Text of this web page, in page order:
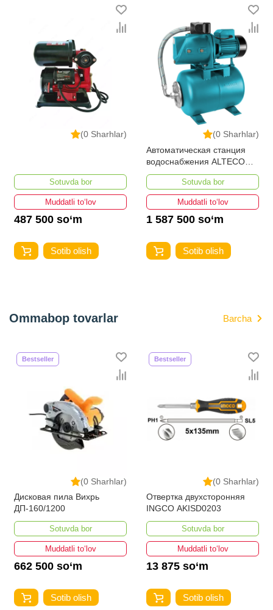
(0 Sharhlar)
Sotuvda bor
Muddatli to‘lov
487 500 so‘m
Sotib olish
(0 Sharhlar)
Автоматическая станция
водоснабжения ALTECO
АВН 900
Sotuvda bor
Muddatli to‘lov
1 587 500 so‘m
Sotib olish
Ommabop tovarlar Barcha
(0 Sharhlar)
Bestseller
Дисковая пила Вихрь
ДП-160/1200
Sotuvda bor
Muddatli to‘lov
662 500 so‘m
Sotib olish
(0 Sharhlar)
Bestseller
Отвертка двухсторонняя
INGCO AKISD0203
Sotuvda bor
Muddatli to‘lov
13 875 so‘m
Sotib olish